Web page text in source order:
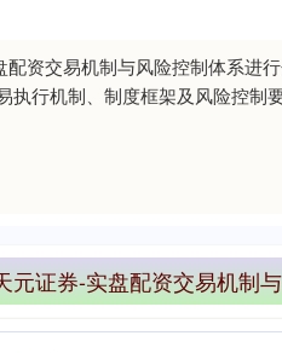
配资交易机制与风险控制体系进
执行机制、制度框架及风险控制
元证券-实盘配资交易机制